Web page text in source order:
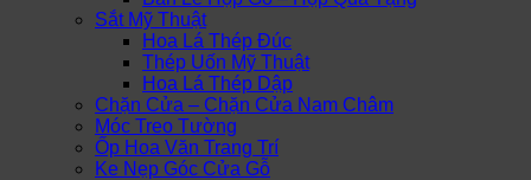
Sắt Mỹ Thuật
Hoa Lá Thép Đúc
Thép Uốn Mỹ Thuật
Hoa Lá Thép Dập
Chặn Cửa – Chặn Cửa Nam Châm
Móc Treo Tường
Ốp Hoa Văn Trang Trí
Ke Nẹp Góc Cửa Gỗ